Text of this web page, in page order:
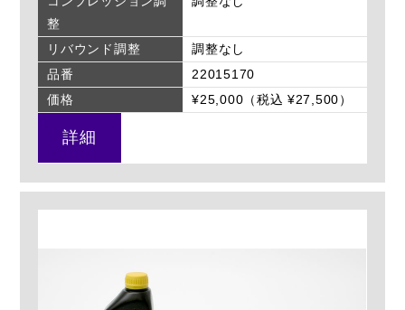
整
リバウンド調整
調整なし
品番
22015170
価格
¥25,000（税込 ¥27,500）
詳細